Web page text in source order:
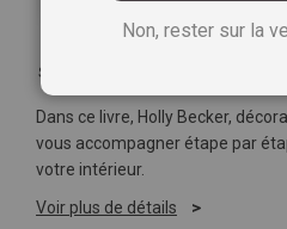
Soyez le premier à commenter ce
Dans ce livre, Holly Becker,
vous accompagner étape par
votre intérieur.
Voir plus de détails
Non, rester sur la